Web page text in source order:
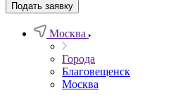
Подать заявку
Москва
Города
Благовещенск
Москва